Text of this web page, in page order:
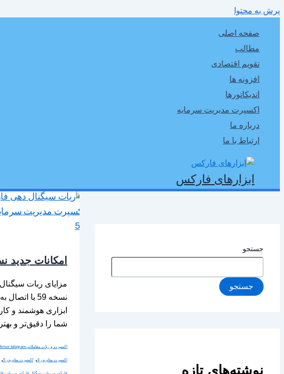
پرش به محتوا
صفحه اصلی
مطالب
تقویم اقتصادی
افزونه ها
اندیکاتورها
اکسپرت مدیریت سرمایه
درباره ما
ارتباط با ما
ابزارهای فارکس
جستجو
جستجو
نوشته‌های تازه
امکانات جدید نسخه 59 اکسپرت به
مزایای ربات
ابزاری هوشمند و
شما را دقیق‌تر و
اکسپرت و ربات معاملاتیtelegram
اکسپرت متاتریدر 4 , اکسپرت متاتریدر 5 ,
فارکس , ربات سیگنال فارکس , ربات